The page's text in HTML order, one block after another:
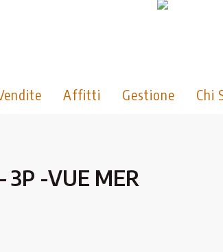
Affitti Gestione Chi
3P -VUE MER